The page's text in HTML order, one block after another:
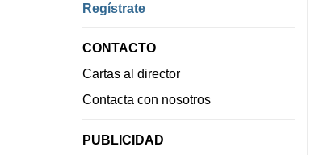
Regístrate
CONTACTO
Cartas al director
Contacta con nosotros
PUBLICIDAD